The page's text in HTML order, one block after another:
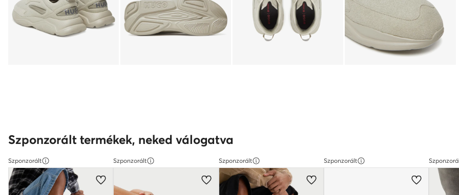
Szponzorált termékek, neked válogatva
Szponzorált Szponzorált Szponzorált Szponzorált